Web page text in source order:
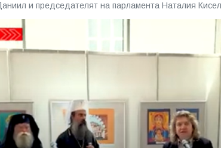
и председателят на парламента Наталия